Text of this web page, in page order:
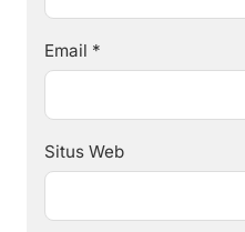
Email *
Situs Web